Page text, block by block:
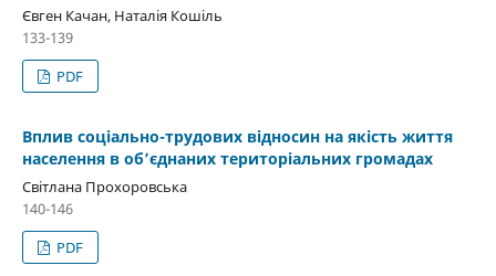
Євген Качан, Наталія Кошіль
133-139
PDF
Вплив соціально-трудових відносин на якість життя
населення в об’єднаних територіальних громадах
Світлана Прохоровська
140-146
PDF